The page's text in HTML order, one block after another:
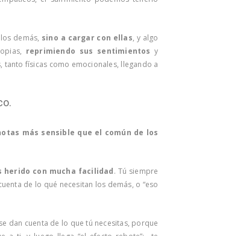
demás, sino a cargar con ellas, y algo
reprimiendo sus sentimientos y
tanto físicas como emocionales, llegando a
más sensible que el común de los
herido con mucha facilidad. Tú siempre
de lo qué necesitan los demás, o “eso
dan cuenta de lo que tú necesitas, porque